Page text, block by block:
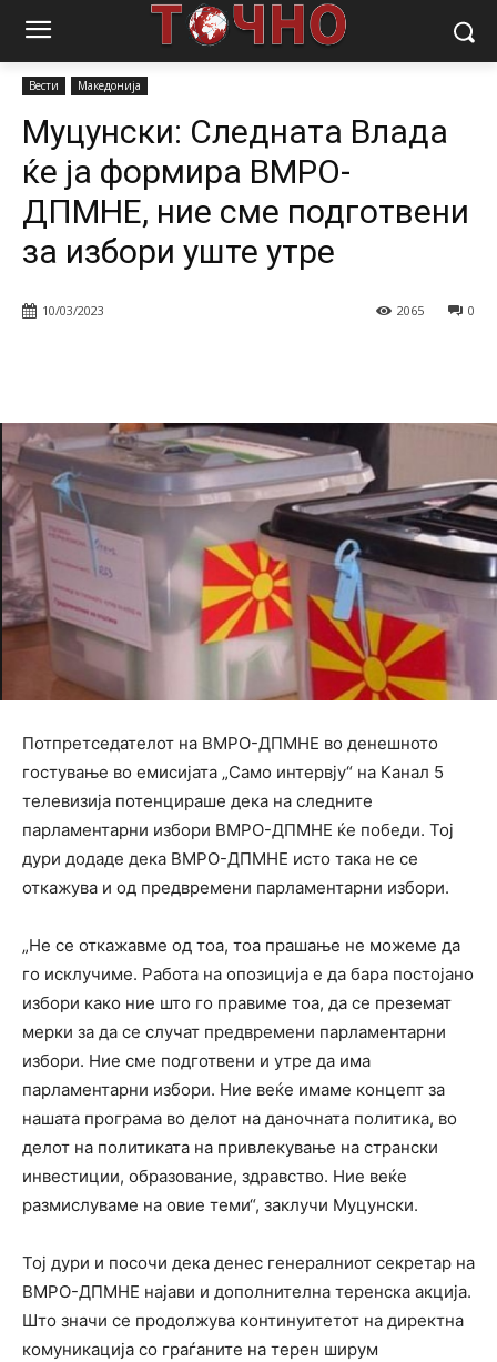
Почетна
Муцунски: Следната Влада ќе ја формира ВМРО-
Вести Македонија
Муцунски: Следната Влада
ќе ја формира ВМРО-
ДПМНЕ, ние сме подготвени
за избори уште утре
10/03/2023 0
2065
Потпретседателот на ВМРО-ДПМНЕ во денешното
гостување во емисијата „Само интервју“ на Канал 5
телевизија потенцираше дека на следните
парламентарни избори ВМРО-ДПМНЕ ќе победи. Тој
дури додаде дека ВМРО-ДПМНЕ исто така не се
откажува и од предвремени парламентарни избори.
„Не се откажавме од тоа, тоа прашање не можеме да
го исклучиме. Работа на опозиција е да бара постојано
избори како ние што го правиме тоа, да се преземат
мерки за да се случат предвремени парламентарни
избори. Ние сме подготвени и утре да има
парламентарни избори. Ние веќе имаме концепт за
нашата програма во делот на даночната политика, во
делот на политиката на привлекување на странски
инвестиции, образование, здравство. Ние веќе
размислуваме на овие теми“, заклучи Муцунски.
Тој дури и посочи дека денес генералниот секретар на
ВМРО-ДПМНЕ најави и дополнителна теренска акција.
Што значи се продолжува континуитетот на директна
комуникација со граѓаните на терен ширум